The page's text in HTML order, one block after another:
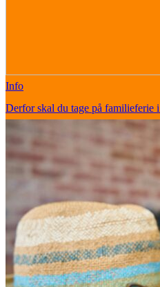
Info
Derfor skal du tage på familieferie